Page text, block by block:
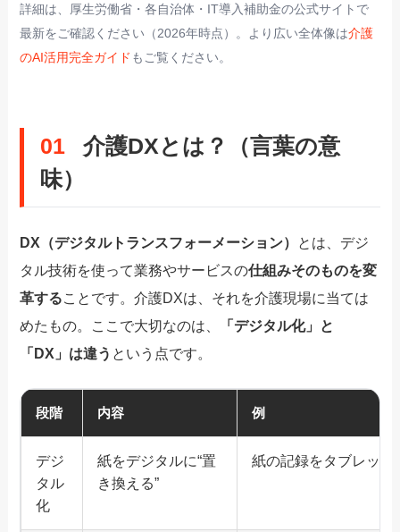
詳細は、厚生労働省・各自治体・IT導入補助金の公式サイトで
最新をご確認ください（2026年時点）。より広い全体像は介護
のAI活用完全ガイド もご覧ください。
01
介護DXとは？（言葉の意
味）
DX（デジタルトランスフォーメーション） とは、デジ
タル技術を使って業務やサービスの仕組みそのものを変
革することです。介護DXは、それを介護現場に当ては
めたもの。ここで大切なのは、
「デジタル化」と
「DX」は違う という点です。
段階 内容 例
デジ
タル
化
紙をデジタルに“置
き換える”
紙の記録をタブレット